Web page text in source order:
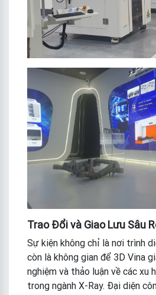
Trao Đổi và Giao Lưu Sâu
Sự kiện không chỉ là nơi trình
còn là không gian để 3D Vina
nghiệm và thảo luận về các xu
trong ngành X-Ray. Đại diện